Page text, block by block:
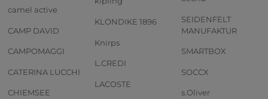
camel active
CAMP DAVID
CAMPOMAGGI
CATERINA LUCCHI
CHIEMSEE
KLONDIKE 1896
Knirps
L.CREDI
LACOSTE
SEIDENFELT
MANUFAKTUR
SMARTBOX
SOCCX
s.Oliver